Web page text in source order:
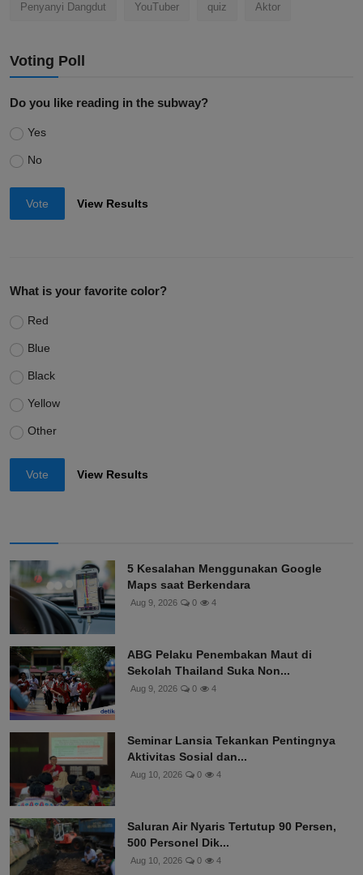
Penyanyi Dangdut YouTuber quiz Aktor
Voting Poll
Do you like reading in the subway?
Yes
No
Vote View Results
What is your favorite color?
Red
Blue
Black
Yellow
Other
Vote View Results
5 Kesalahan Menggunakan Google
Maps saat Berkendara
Aug 9, 2026 0 4
ABG Pelaku Penembakan Maut di
Sekolah Thailand Suka Non...
Aug 9, 2026 0 4
Seminar Lansia Tekankan Pentingnya
Aktivitas Sosial dan...
Aug 10, 2026 0 4
Saluran Air Nyaris Tertutup 90 Persen,
500 Personel Dik...
Aug 10, 2026 0 4